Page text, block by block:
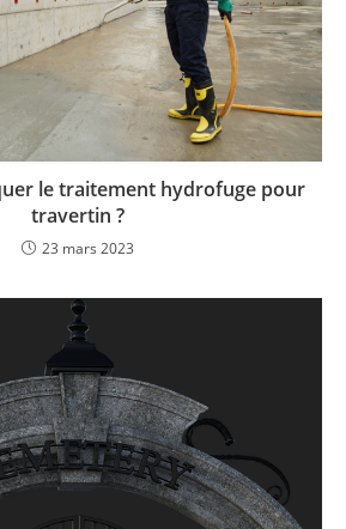
le traitement hydrofuge pour
travertin ?
23 mars 2023